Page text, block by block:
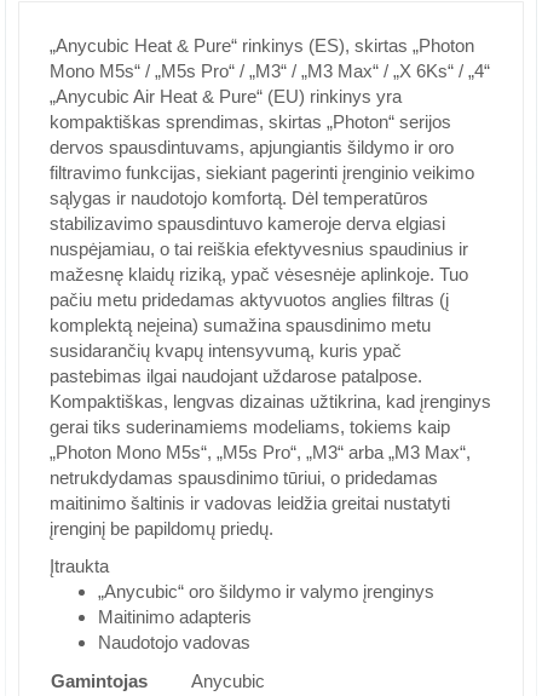
„Anycubic Heat & Pure“ rinkinys (ES), skirtas „Photon
Mono M5s“ / „M5s Pro“ / „M3“ / „M3 Max“ / „X 6Ks“ / „4“
„Anycubic Air Heat & Pure“ (EU) rinkinys yra
kompaktiškas sprendimas, skirtas „Photon“ serijos
dervos spausdintuvams, apjungiantis šildymo ir oro
filtravimo funkcijas, siekiant pagerinti įrenginio veikimo
sąlygas ir naudotojo komfortą. Dėl temperatūros
stabilizavimo spausdintuvo kameroje derva elgiasi
nuspėjamiau, o tai reiškia efektyvesnius spaudinius ir
mažesnę klaidų riziką, ypač vėsesnėje aplinkoje. Tuo
pačiu metu pridedamas aktyvuotos anglies filtras (į
komplektą neįeina) sumažina spausdinimo metu
susidarančių kvapų intensyvumą, kuris ypač
pastebimas ilgai naudojant uždarose patalpose.
Kompaktiškas, lengvas dizainas užtikrina, kad įrenginys
gerai tiks suderinamiems modeliams, tokiems kaip
„Photon Mono M5s“, „M5s Pro“, „M3“ arba „M3 Max“,
netrukdydamas spausdinimo tūriui, o pridedamas
maitinimo šaltinis ir vadovas leidžia greitai nustatyti
įrenginį be papildomų priedų.
Įtraukta
„Anycubic“ oro šildymo ir valymo įrenginys
Maitinimo adapteris
Naudotojo vadovas
Gamintojas
Anycubic